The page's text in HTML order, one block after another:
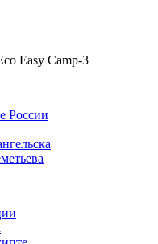
Easy Camp-3
России